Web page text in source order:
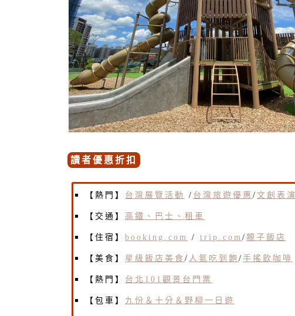
讀者優惠折扣
【熱門】 台灣展覽活動 / 台灣旅遊優惠 / 文創表演
【交通】 高鐵、巴士、租車
【住宿】 booking.com / trip.com / 親子飯店
【美食】 星級飯店美食 / 人氣吃到飽 / 手搖飲咖啡
【熱門】 台北101觀景台門票
【包車】 九份＆十分＆野柳一日遊